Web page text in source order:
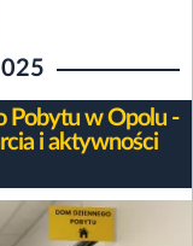
Pobytu w Opolu -
i aktywności